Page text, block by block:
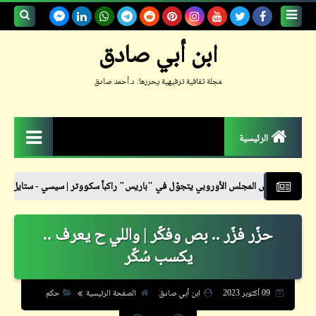
ابن أبي صادق
مجلة ثقافية ترفيهية يحررها: د.أحمد صادق
الرئيسية
حكم
حواديت
حوار
الأوروبي يتجوّل في "باريس" راكباً سكووتر | سيسي - ستايل نشرة
حزّر فزّر .. بص وفكّر | واللي ح يعرف ..
يكسب سُكّر
09 أكتوبر 2023 ابن أبي صادق الصفحة الرئيسية
حكم